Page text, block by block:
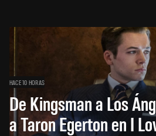
HACE 10 HORAS
De Kingsman a Los
a Taron Egerton en I